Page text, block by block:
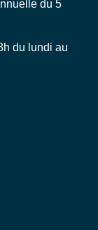
du 5
du lundi au